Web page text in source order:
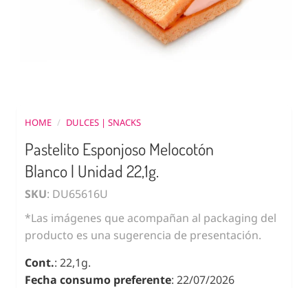
HOME / DULCES | SNACKS
Pastelito Esponjoso Melocotón
Blanco | Unidad 22,1g.
SKU: DU65616U
*Las imágenes que acompañan al packaging del
producto es una sugerencia de presentación.
Cont.: 22,1g.
Fecha consumo preferente: 22/07/2026